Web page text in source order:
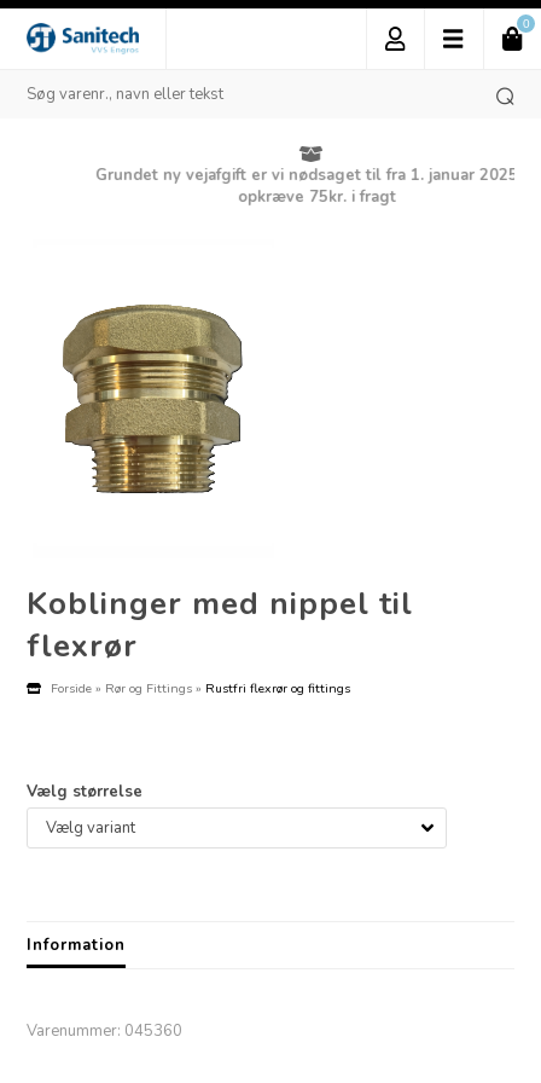
0
Grundet ny vejafgift er vi nødsaget til fra 1. januar 2025 at
opkræve 75kr. i fragt
Koblinger med nippel til
flexrør
Forside » Rør og Fittings » Rustfri flexrør og fittings
Vælg størrelse
Information
Varenummer: 045360